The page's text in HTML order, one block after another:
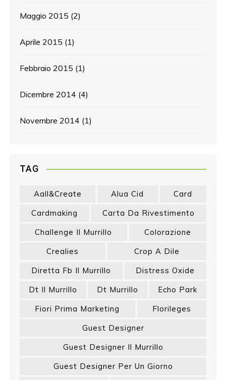
Maggio 2015 (2)
Aprile 2015 (1)
Febbraio 2015 (1)
Dicembre 2014 (4)
Novembre 2014 (1)
TAG
Aall&create Alua Cid
Card
Cardmaking
Carta Da Rivestimento
Challenge Il Murrillo
Colorazione
Crealies
Crop A Dile
Diretta Fb Il Murrillo
Distress Oxide
Dt Il Murrillo
Dt Murrillo
Echo Park
Fiori Prima Marketing
Florileges
Guest Designer
Guest Designer Il Murrillo
Guest Designer Per Un Giorno